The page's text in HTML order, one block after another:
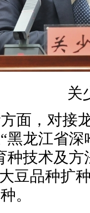
关
面，对接
黑龙江省
种技术及
豆品种扩
。